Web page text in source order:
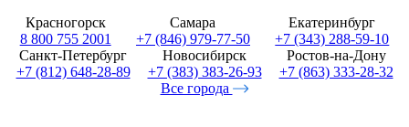
Красногорск
8 800 755 2001
Самара
+7 (846) 979-77-50
Екатеринбург
+7 (343) 288-59-10
Санкт-Петербург
+7 (812) 648-28-89
Новосибирск
+7 (383) 383-26-93
Ростов-на-Дону
+7 (863) 333-28-32
Все города